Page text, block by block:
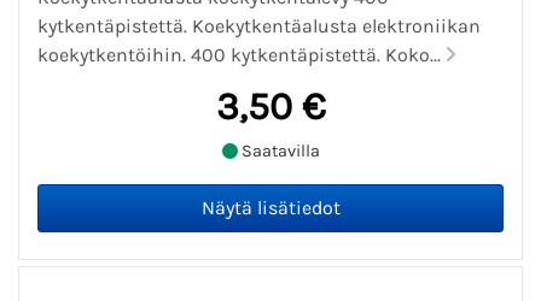
kytkentäpistettä. Koekytkentäalusta elektroniikan
koekytkentöihin. 400 kytkentäpistettä. Koko...
3,50 €
Saatavilla